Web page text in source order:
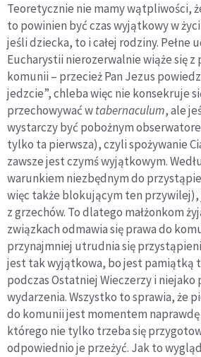
Teoretycznie nie mamy wątpliwości,
to powinien być czas wyjątkowy w
jeśli dziecka, to i całej rodziny. Pełne
Eucharystii nierozerwalnie wiąże się
komunii – przecież Pan Jezus
jedzcie”, chleba więc nie konsekruje
przechowywać wtabernaculum, ale
wystarczy być pobożnym
tylko ta pierwsza), czyli spożywanie
zawsze jest czymś wyjątkowym.
warunkiem niezbędnym do
więc także blokującym ten przywilej),
z grzechów. To dlatego małżonkom
związkach odmawia się prawa do
przynajmniej utrudnia się
jest tak wyjątkowa, bo jest pamiątką
podczas Ostatniej Wieczerzy i
wydarzenia. Wszystko to sprawia, że
do komunii jest momentem
którego nie tylko trzeba się
odpowiednio je przeżyć. Jak to